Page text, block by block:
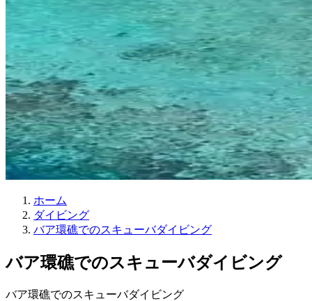
ホーム
ダイビング
バア環礁でのスキューバダイビング
バア環礁でのスキューバダイビング
バア環礁でのスキューバダイビング